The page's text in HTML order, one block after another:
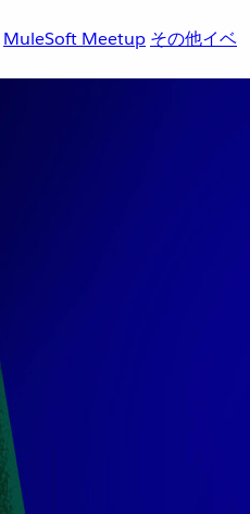
MuleSoft Meetup その他イベ